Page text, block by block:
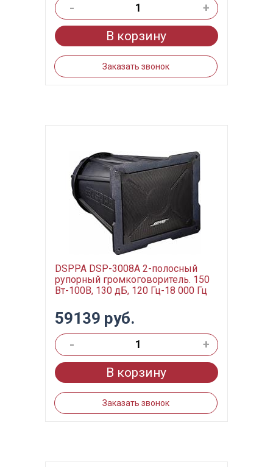
-
+
В корзину
Заказать звонок
DSPPA DSP-3008А 2-полосный
рупорный громкоговоритель. 150
Вт-100В, 130 дБ, 120 Гц-18 000 Гц
59139 руб.
-
+
В корзину
Заказать звонок